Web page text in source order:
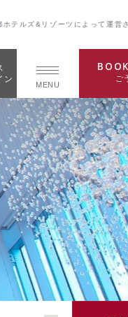
ン
MENU
ご
テルズ&リゾーツによって運営